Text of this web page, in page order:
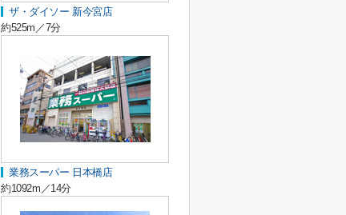
ザ・ダイソー 新今宮店
約525m／7分
業務スーパー 日本橋店
約1092m／14分